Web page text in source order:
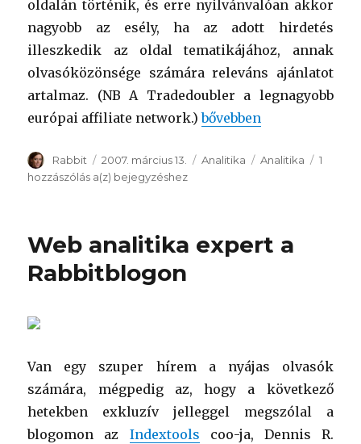
oldalán történik, és erre nyilvánvalóan akkor
nagyobb az esély, ha az adott hirdetés
illeszkedik az oldal tematikájához, annak
olvasóközönsége számára releváns ajánlatot
artalmaz. (NB A Tradedoubler a legnagyobb
európai affiliate network.)“Webanalitika ->
bővebben
Szerző
Rabbit Közzétéve
2007. március 13. Kategória
Analitika Címke
Analitika
1
hozzászólás a(z) Webanalitika
bevétel
bejegyzéshez
Web analitika expert a
Rabbitblogon
Van egy szuper hírem a nyájas olvasók
számára, mégpedig az, hogy a következő
hetekben exkluzív jelleggel megszólal a
blogomon az Indextools coo-ja, Dennis R.